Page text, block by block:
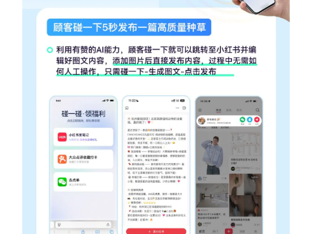
有赞成功案例 新零售最佳实践
面对面聊增长
新零售大会 新零售茶会
新零售私享会 门店经营增长公开课
AllValue 战略合作
增长产品指南